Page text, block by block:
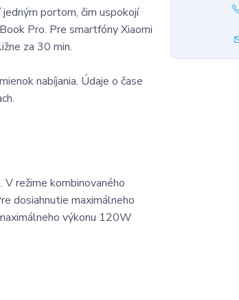
portom, čim uspokojí
Pro. Pre smartfóny Xiaomi
za 30 min.
nabíjania. Údaje o čase
režime kombinovaného
dosiahnutie maximálneho
výkonu 120W